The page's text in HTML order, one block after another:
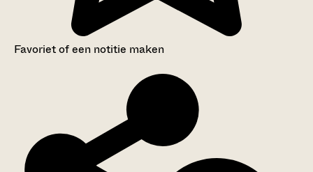
Favoriet of een notitie maken